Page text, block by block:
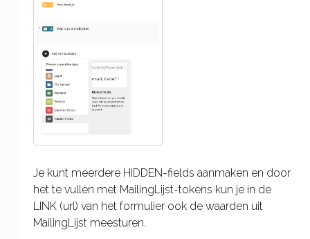
Je kunt meerdere HIDDEN-fields aanmaken en door
het te vullen met MailingLijst-tokens kun je in de
LINK (url) van het formulier ook de waarden uit
MailingLijst meesturen.